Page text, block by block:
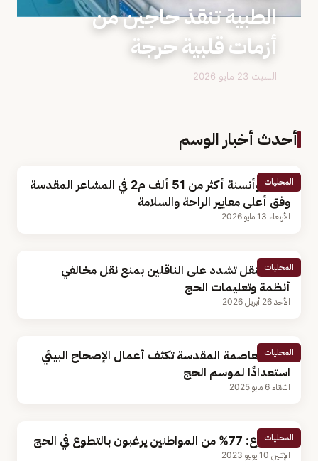
الطبية تنقذ حاجين من
أزمات قلبية حرجة
السبت 23 مايو 2026
أحدث أخبار الوسم
المحليات
تطوير وأنسنة أكثر من 51 ألف م2 في المشاعر المقدسة
وفق أعلى معايير الراحة والسلامة
الأربعاء 13 مايو 2026
المحليات
هيئة النقل تشدد على الناقلين بمنع نقل مخالفي
أنظمة وتعليمات الحج
الأحد 26 أبريل 2026
المحليات
أمانة العاصمة المقدسة تكثف أعمال الإصحاح البيئي
استعدادًا لموسم الحج
الثلاثاء 6 مايو 2025
المحليات
استطلاع: 77% من المواطنين يرغبون بالتطوع في الحج
الإثنين 10 يوليو 2023